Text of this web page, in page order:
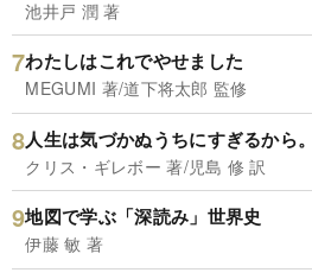
池井戸 潤 著
わたしはこれでやせました
MEGUMI 著/道下将太郎 監修
人生は気づかぬうちにすぎるから。
クリス・ギレボー 著/児島 修 訳
地図で学ぶ「深読み」世界史
伊藤 敏 著